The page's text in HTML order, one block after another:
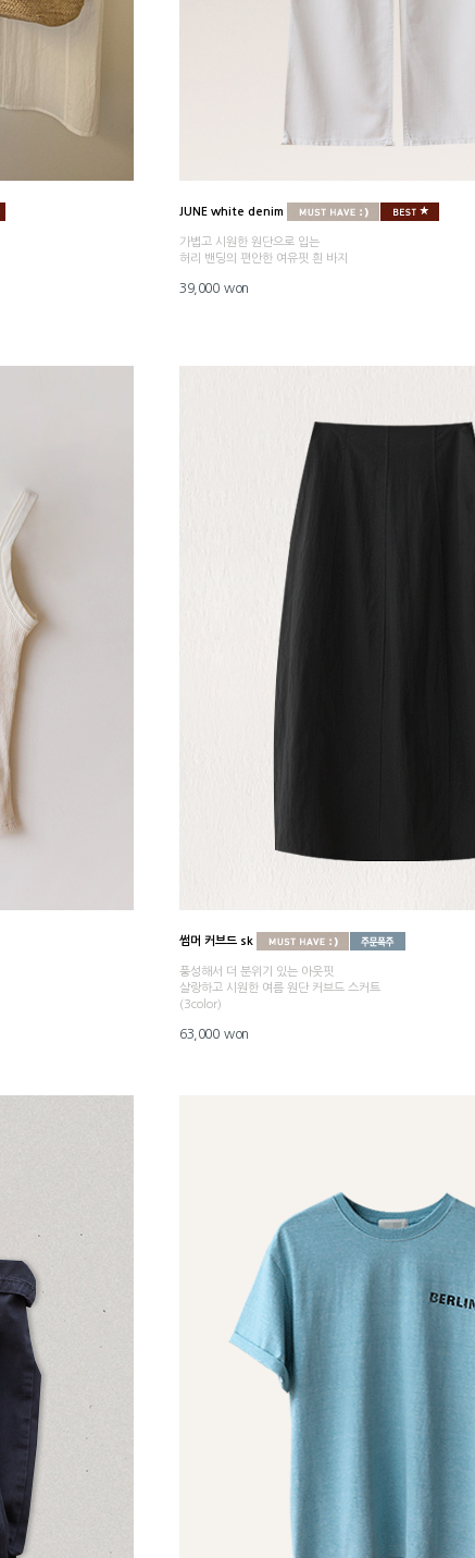
JUNE white denim
가볍고 시원한 원단으로 입는
허리 밴딩의 편안한 여유핏 흰 바지
39,000 won
썸머 커브드 sk
풍성해서 더 분위기 있는 아웃핏
살랑하고 시원한 여름 원단 커브드 스커트
(3color)
63,000 won